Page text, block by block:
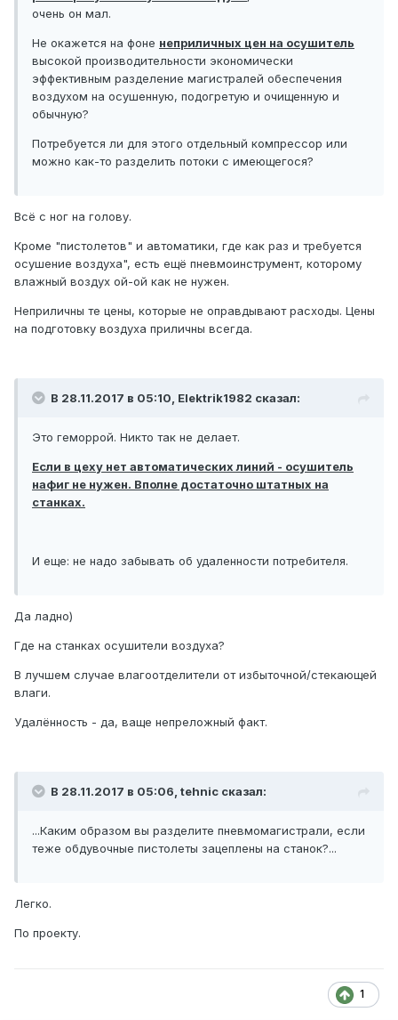
очень он мал.
Не окажется на фоне неприличных цен на осушитель
высокой производительности экономически
эффективным разделение магистралей обеспечения
воздухом на осушенную, подогретую и очищенную и
обычную?
Потребуется ли для этого отдельный компрессор или
можно как-то разделить потоки с имеющегося?
Всё с ног на голову.
Кроме "пистолетов" и автоматики, где как раз и требуется
осушение воздуха", есть ещё пневмоинструмент, которому
влажный воздух ой-ой как не нужен.
Неприличны те цены, которые не оправдывают расходы. Цены
на подготовку воздуха приличны всегда.
В 28.11.2017 в 05:10, Elektrik1982 сказал:
Это геморрой. Никто так не делает.
Если в цеху нет автоматических линий - осушитель
нафиг не нужен. Вполне достаточно штатных на
станках.
И еще: не надо забывать об удаленности потребителя.
Да ладно)
Где на станках осушители воздуха?
В лучшем случае влагоотделители от избыточной/стекающей
влаги.
Удалённость - да, ваще непреложный факт.
В 28.11.2017 в 05:06, tehnic сказал:
...Каким образом вы разделите пневмомагистрали, если
теже обдувочные пистолеты зацеплены на станок?...
Легко.
По проекту.
1